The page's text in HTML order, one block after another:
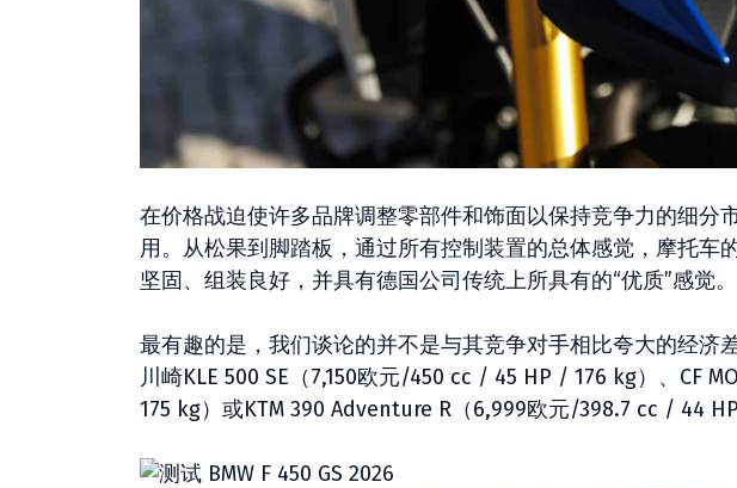
在价格战迫使许多品牌调整零部件和饰面以保持竞争力的细分
用。从松果到脚踏板，通过所有控制装置的总体感觉，摩托车
坚固、组装良好，并具有德国公司传统上所具有的“优质”感觉。
最有趣的是，我们谈论的并不是与其竞争对手相比夸大的经济
川崎KLE 500 SE（7,150欧元/450 cc / 45 HP / 176 kg）、CF
175 kg）或KTM 390 Adventure R（6,999欧元/398.7 cc / 44